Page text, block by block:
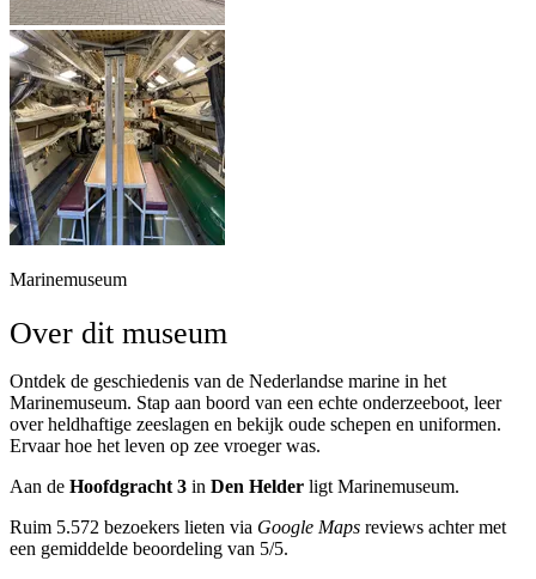
Marinemuseum
Over dit museum
Ontdek de geschiedenis van de Nederlandse marine in het
Marinemuseum. Stap aan boord van een echte onderzeeboot, leer
over heldhaftige zeeslagen en bekijk oude schepen en uniformen.
Ervaar hoe het leven op zee vroeger was.
Aan de Hoofdgracht 3 in Den Helder ligt Marinemuseum.
Ruim 5.572 bezoekers lieten via Google Maps reviews achter met
een gemiddelde beoordeling van 5/5.